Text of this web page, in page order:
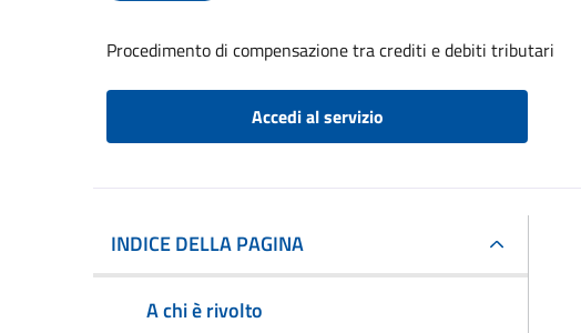
Procedimento di compensazione tra crediti e debiti tributari
Accedi al servizio
INDICE DELLA PAGINA
A chi è rivolto